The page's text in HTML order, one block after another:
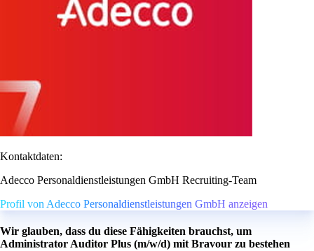
Kontaktdaten:
Adecco Personaldienstleistungen GmbH Recruiting-Team
Profil von Adecco Personaldienstleistungen GmbH anzeigen
Wir glauben, dass du diese Fähigkeiten brauchst, um
Administrator Auditor Plus (m/w/d) mit Bravour zu bestehen